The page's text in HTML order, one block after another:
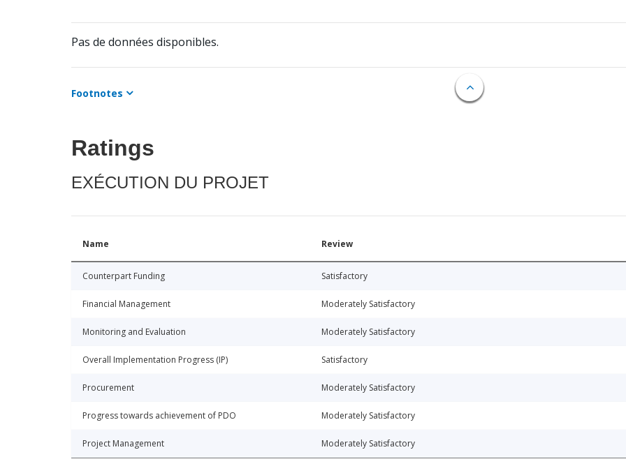
Pas de données disponibles.
Footnotes
Ratings
EXÉCUTION DU PROJET
Name Review
Counterpart Funding Satisfactory
Financial Management Moderately Satisfactory
Monitoring and Evaluation Moderately Satisfactory
Overall Implementation Progress (IP) Satisfactory
Procurement Moderately Satisfactory
Progress towards achievement of PDO Moderately Satisfactory
Project Management Moderately Satisfactory